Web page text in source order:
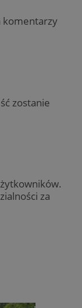
komentarzy
zostanie
za